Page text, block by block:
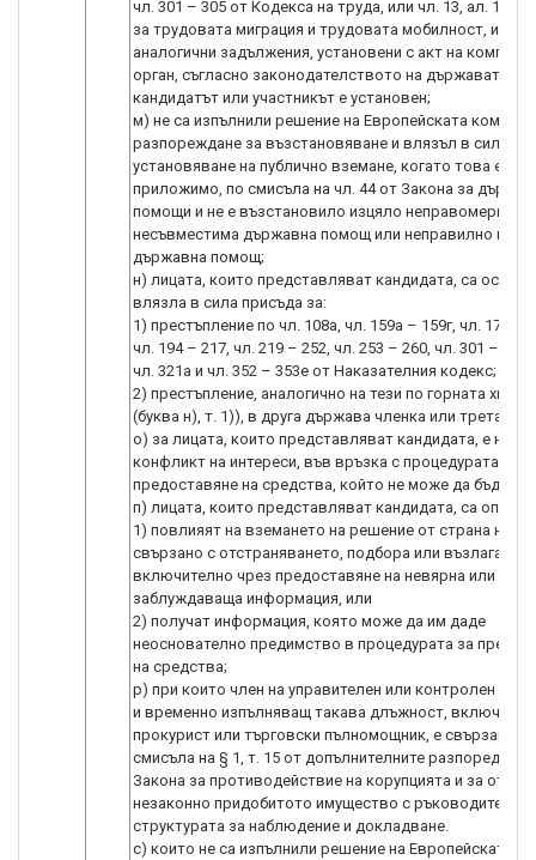
чл. 301 – 305 от Кодекса на труда, или чл. 13, ал. 1 от
за трудовата миграция и трудовата мобилност, или
аналогични задължения, установени с акт на
орган, съгласно законодателството на държавата, в
кандидатът или участникът е установен;
м) не са изпълнили решение на Европейската комисия
разпореждане за възстановяване и влязъл в сила
установяване на публично вземане, когато това е
приложимо, по смисъла на чл. 44 от Закона за
помощи и не е възстановило изцяло неправомерна и
несъвместима държавна помощ или неправилно
държавна помощ;
н) лицата, които представляват кандидата, са
влязла в сила присъда за:
1) престъпление по чл. 108а, чл. 159а – 159г, чл. 172,
чл. 194 – 217, чл. 219 – 252, чл. 253 – 260, чл. 301 – 307,
чл. 321а и чл. 352 – 353е от Наказателния кодекс;
2) престъпление, аналогично на тези по горната
(буква н), т. 1)), в друга държава членка или трета
о) за лицата, които представляват кандидата, е
конфликт на интереси, във връзка с процедурата за
предоставяне на средства, който не може да бъде
п) лицата, които представляват кандидата, са
1) повлияят на вземането на решение от страна на
свързано с отстраняването, подбора или
включително чрез предоставяне на невярна или
заблуждаваща информация, или
2) получат информация, която може да им даде
неоснователно предимство в процедурата за
на средства;
р) при които член на управителен или контролен
и временно изпълняващ такава длъжност,
прокурист или търговски пълномощник, е свързано
смисъла на § 1, т. 15 от допълнителните разпоредби на
Закона за противодействие на корупцията и за
незаконно придобитото имущество с ръководителя
структурата за наблюдение и докладване.
с) които не са изпълнили решение на Европейската